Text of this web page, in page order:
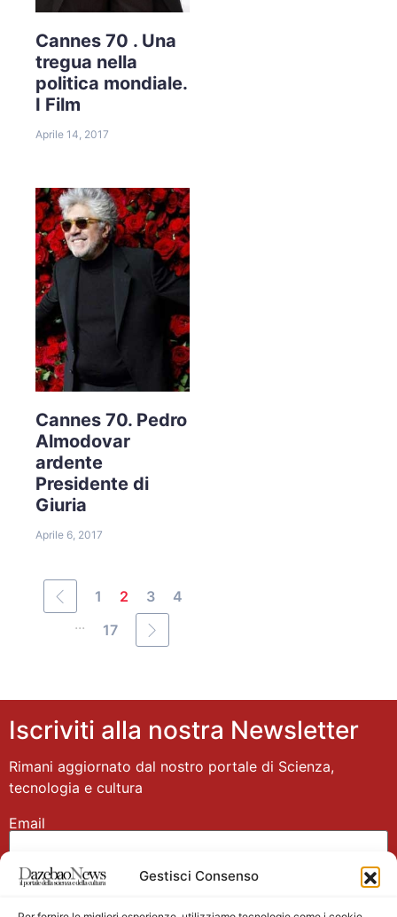
Gestisci Consenso
Cannes 70 . Una
tregua nella
politica mondiale.
I Film
Aprile 14, 2017
Cannes 70. Pedro
Almodovar
ardente
Presidente di
Giuria
Aprile 6, 2017
1 2 3
4
...
17
Iscriviti alla nostra Newsletter
Rimani aggiornato dal nostro portale di Scienza,
tecnologia e cultura
Email
Nome